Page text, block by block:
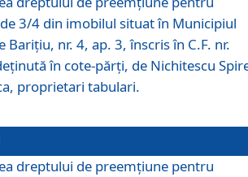
3/4 din imobilul situat în Municipiul
Barițiu, nr. 4, ap. 3, înscris în C.F. nr.
în cote-părți, de Nichitescu
proprietari tabulari.
dreptului de preemţiune pentru